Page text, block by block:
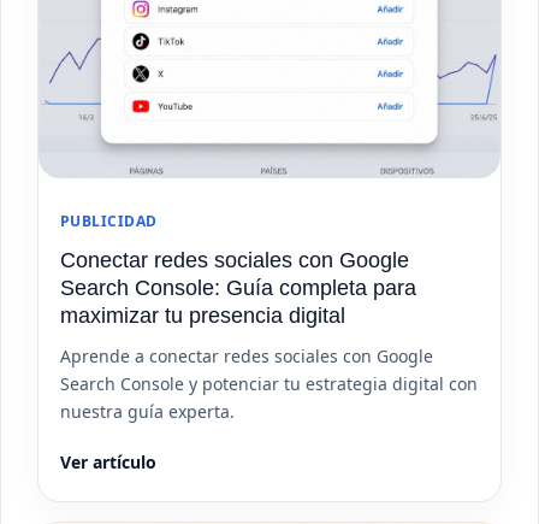
PUBLICIDAD
Conectar redes sociales con Google
Search Console: Guía completa para
maximizar tu presencia digital
Aprende a conectar redes sociales con Google
Search Console y potenciar tu estrategia digital con
nuestra guía experta.
Ver artículo